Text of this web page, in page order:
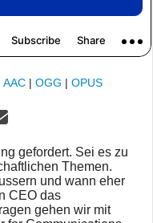
AAC | OGG | OPUS
gefordert. Sei es zu
Themen.
und wann eher
CEO das
gehen wir mit